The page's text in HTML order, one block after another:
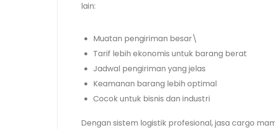
lain:
Muatan pengiriman besar\
Tarif lebih ekonomis untuk barang berat
Jadwal pengiriman yang jelas
Keamanan barang lebih optimal
Cocok untuk bisnis dan industri
Dengan sistem logistik profesional, jasa cargo